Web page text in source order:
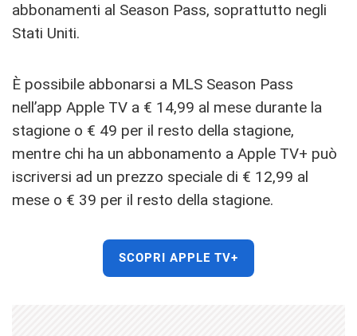
abbonamenti al Season Pass, soprattutto negli
Stati Uniti.
È possibile abbonarsi a MLS Season Pass
nell’app Apple TV a € 14,99 al mese durante la
stagione o € 49 per il resto della stagione,
mentre chi ha un abbonamento a Apple TV+ può
iscriversi ad un prezzo speciale di € 12,99 al
mese o € 39 per il resto della stagione.
SCOPRI APPLE TV+